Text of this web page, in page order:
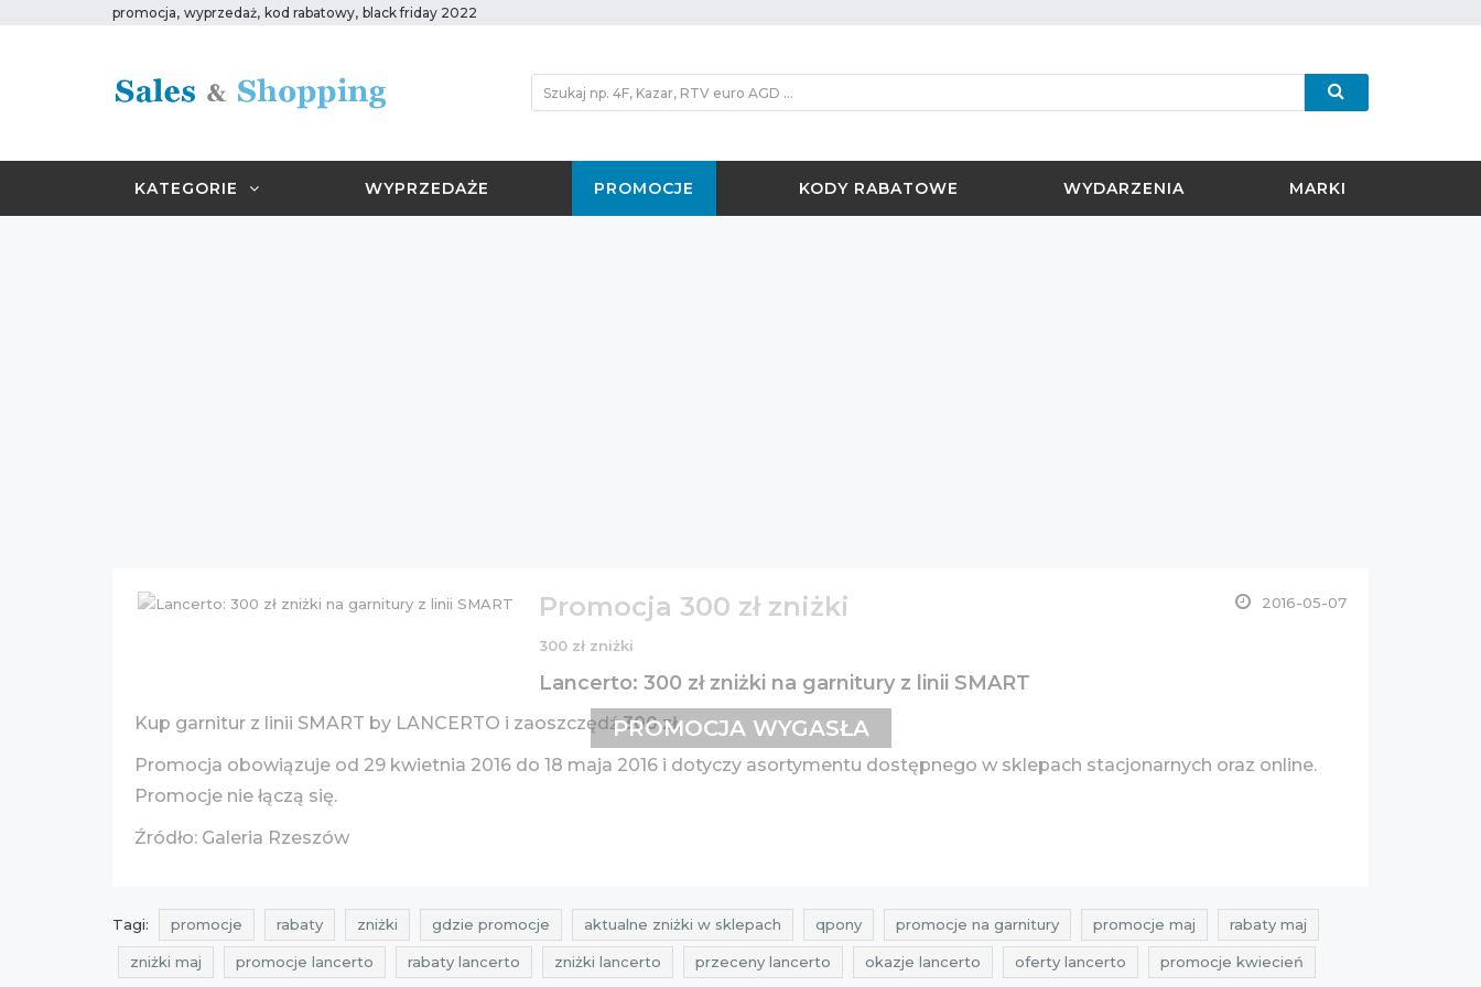
promocja, wyprzedaż, kod rabatowy, black friday 2022
KATEGORIE WYPRZEDAŻE PROMOCJE KODY RABATOWE WYDARZENIA MARKI
Promocja 300 zł zniżki 2016-05-07
300 zł zniżki
Lancerto: 300 zł zniżki na garnitury z linii SMART
Kup garnitur z linii SMART by LANCERTO i zaoszczędź300 zł.
Promocja obowiązuje od 29 kwietnia 2016 do 18 maja 2016 i dotyczy asortymentu dostępnego w sklepach stacjonarnych oraz online.
Promocje nie łączą się.
Źródło: Galeria Rzeszów
PROMOCJA WYGASŁA
Tagi: promocje rabaty zniżki gdzie promocje aktualne zniżki w sklepach qpony promocje na garnitury promocje maj rabaty maj
zniżki maj promocje lancerto rabaty lancerto zniżki lancerto przeceny lancerto okazje lancerto oferty lancerto promocje kwiecień